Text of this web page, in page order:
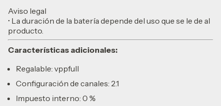
Aviso legal
• La duración de la batería depende del uso que se le de al
producto.
Características adicionales:
Regalable: vppfull
Configuración de canales: 2.1
Impuesto interno: 0 %